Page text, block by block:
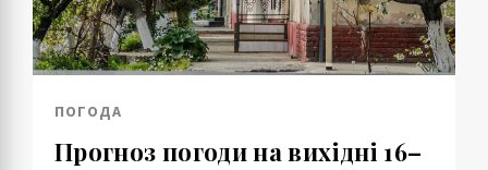
ПОГОДА
Прогноз погоди на вихідні 16–